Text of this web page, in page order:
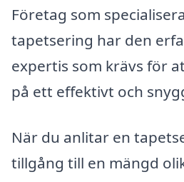
Företag som
tapetsering har den
expertis som krävs för
på ett effektivt och
När du anlitar en
tillgång till en mängd